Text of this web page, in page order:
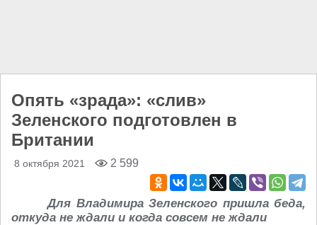
Опять «зрада»: «слив»
Зеленского подготовлен в
Британии
8 октября 2021 2 599
Для Владимира Зеленского пришла беда,
откуда не ждали и когда совсем не ждали